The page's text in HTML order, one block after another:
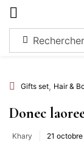
Gifts set, Hair &
Donec
Khary 21 octobre